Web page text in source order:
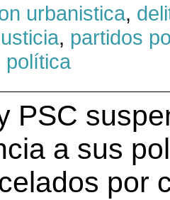
urbanistica,
, partidos
política
PSC
a sus
por